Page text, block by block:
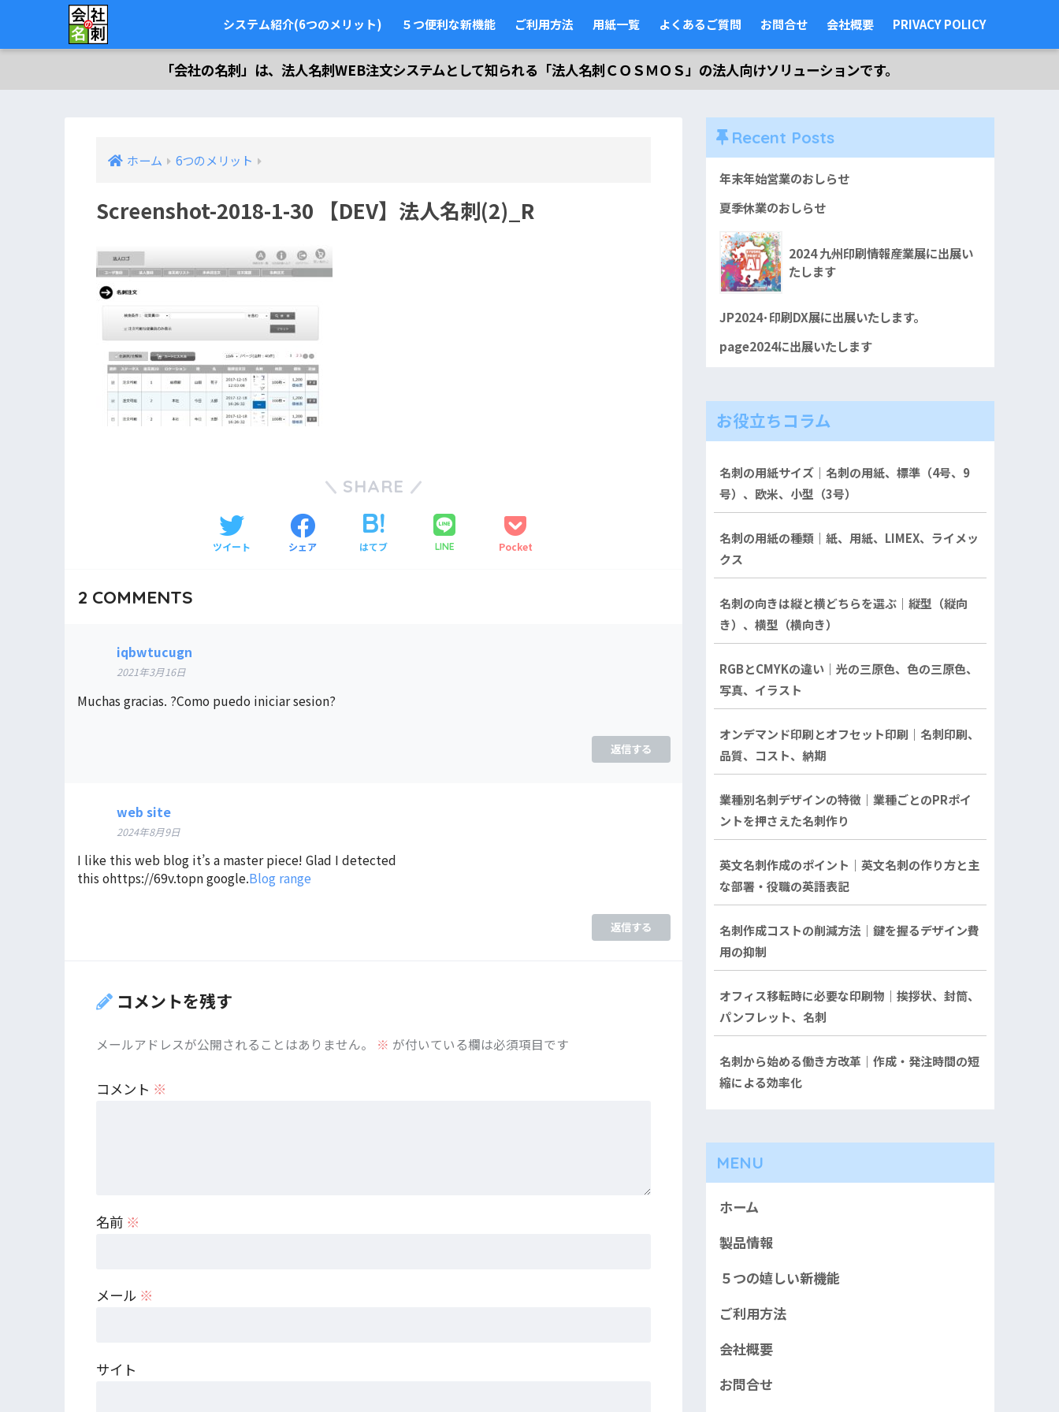
システム紹介(6つのメリット) ５つ便利な新機能 ご利用方法 用紙一覧 よくあるご質問 お問合せ 会社概要 PRIVACY POLICY
「会社の名刺」は、法人名刺WEB注文システムとして知られる「法人名刺ＣＯＳＭＯＳ」の法人向けソリューションです。
ホーム 6つのメリット
Screenshot-2018-1-30 【DEV】法人名刺(2)_R
SHARE
ツイート シェア はてブ LINE Pocket
2 COMMENTS
iqbwtucugn
2021年3月16日
Muchas gracias. ?Como puedo iniciar sesion?
返信する
web site
2024年8月9日
I like this web blog it’s a master piece! Glad I detected
this ohttps://69v.topn google.Blog range
返信する
コメントを残す
メールアドレスが公開されることはありません。 ※ が付いている欄は必須項目です
コメント ※
名前 ※
メール ※
サイト
Recent Posts
年末年始営業のおしらせ
夏季休業のおしらせ
2024 九州印刷情報産業展に出展い
たします
JP2024･印刷DX展に出展いたします。
page2024に出展いたします
お役立ちコラム
名刺の用紙サイズ｜名刺の用紙、標準（4号、9
号）、欧米、小型（3号）
名刺の用紙の種類｜紙、用紙、LIMEX、ライメッ
クス
名刺の向きは縦と横どちらを選ぶ｜縦型（縦向
き）、横型（横向き）
RGBとCMYKの違い｜光の三原色、色の三原色、
写真、イラスト
オンデマンド印刷とオフセット印刷｜名刺印刷、
品質、コスト、納期
業種別名刺デザインの特徴｜業種ごとのPRポイ
ントを押さえた名刺作り
英文名刺作成のポイント｜英文名刺の作り方と主
な部署・役職の英語表記
名刺作成コストの削減方法｜鍵を握るデザイン費
用の抑制
オフィス移転時に必要な印刷物｜挨拶状、封筒、
パンフレット、名刺
名刺から始める働き方改革｜作成・発注時間の短
縮による効率化
MENU
ホーム
製品情報
５つの嬉しい新機能
ご利用方法
会社概要
お問合せ